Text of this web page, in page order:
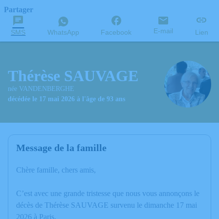
Partager
SMS WhatsApp Facebook E-mail Lien
Thérèse SAUVAGE
née VANDENBERGHE
décédée le 17 mai 2026 à l'âge de 93 ans
Message de la famille
Chère famille, chers amis,
C’est avec une grande tristesse que nous vous annonçons le
décès de Thérèse SAUVAGE survenu le dimanche 17 mai
2026 à Paris.